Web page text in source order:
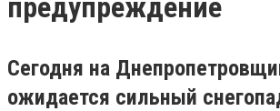
предупреждение
Сегодня на
ожидается сильный